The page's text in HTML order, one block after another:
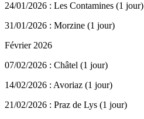
24/01/2026 : Les Contamines (1 jour)
31/01/2026 : Morzine (1 jour)
Février 2026
07/02/2026 : Châtel (1 jour)
14/02/2026 : Avoriaz (1 jour)
21/02/2026 : Praz de Lys (1 jour)